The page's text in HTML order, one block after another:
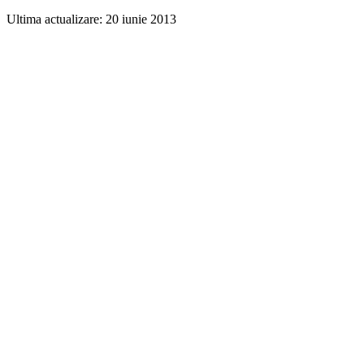
Ultima actualizare: 20 iunie 2013